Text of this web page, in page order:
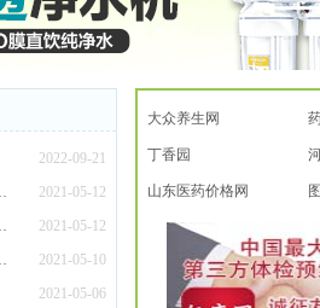
2022-09-21
2021-05-12
成为新监管体系主线
2021-05-12
力建设的实施意见》
2021-05-10
售药店双通道购买
2021-05-06
大众养生网
丁香园
山东医药价格网